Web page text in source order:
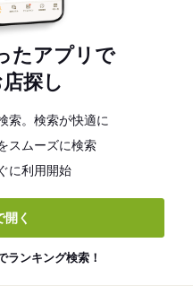
たアプリで
探し
索。検索が快適に
スムーズに検索
に利用開始
開く
ランキング検索！